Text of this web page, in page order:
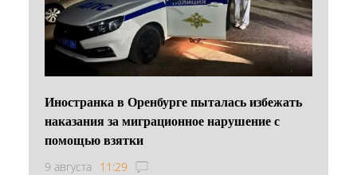
Иностранка в Оренбурге пыталась избежать
наказания за миграционное нарушение с
помощью взятки
9 августа 11:29